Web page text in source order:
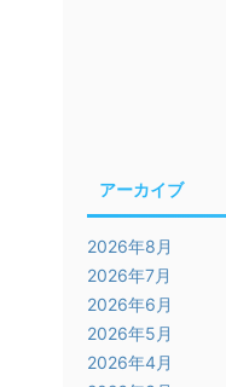
アーカイブ
2026年8月
2026年7月
2026年6月
2026年5月
2026年4月